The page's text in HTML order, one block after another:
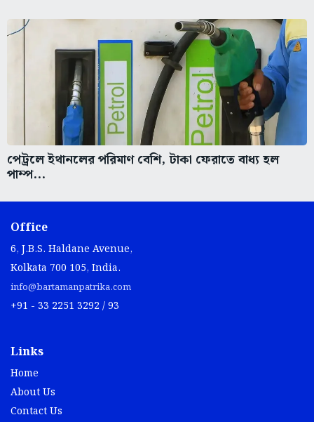
পেট্রলে ইথানলের পরিমাণ বেশি, টাকা ফেরাতে বাধ্য হল
পাম্প...
Office
6, J.B.S. Haldane Avenue,
Kolkata 700 105, India.
info@bartamanpatrika.com
+91 - 33 2251 3292 / 93
Links
Home
About Us
Contact Us